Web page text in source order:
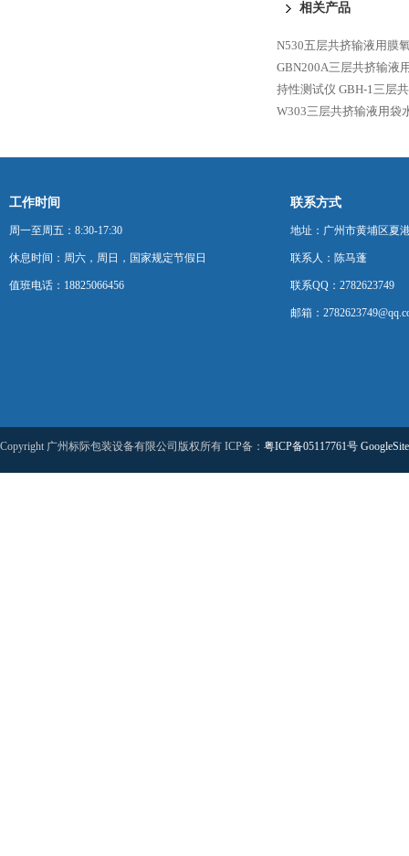
相关产品
N530五层共挤输液用膜
GBN200A三层共挤输液
持性测试仪 GBH-1三层
W303三层共挤输液用袋
工作时间
周一至周五：8:30-17:30
休息时间：周六，周日，国家规定节假日
值班电话：18825066456
联系方式
地址：广州市黄埔区夏
联系人：陈马蓬
联系QQ：2782623749
邮箱：
Copyright 广州标际包装设备有限公司版权所有 ICP备： 粤ICP备05117761号